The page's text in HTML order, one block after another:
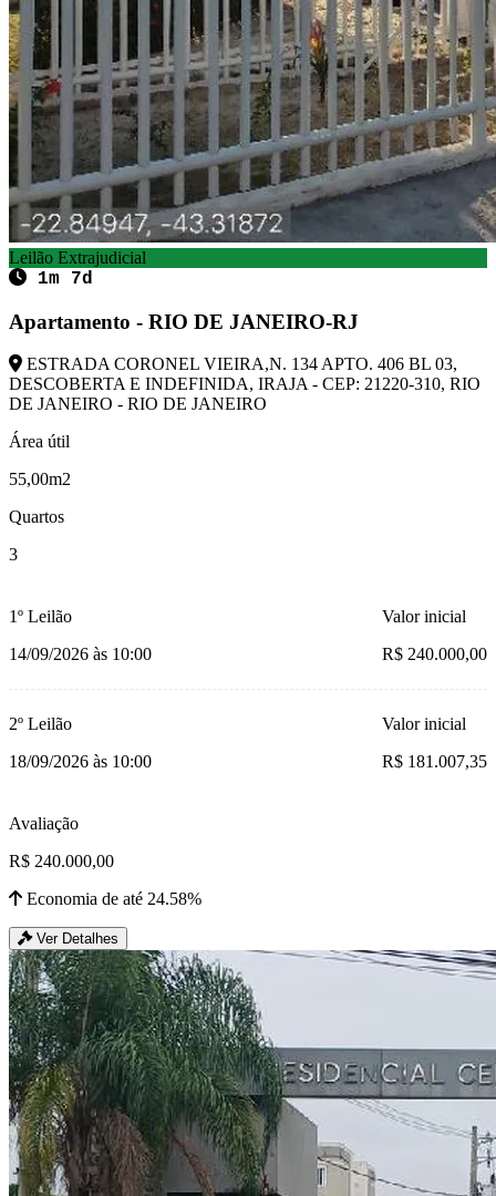
Leilão Extrajudicial
1m 7d
Apartamento - RIO DE JANEIRO-RJ
ESTRADA CORONEL VIEIRA,N. 134 APTO. 406 BL 03,
DESCOBERTA E INDEFINIDA, IRAJA - CEP: 21220-310, RIO
DE JANEIRO - RIO DE JANEIRO
Área útil
55,00m2
Quartos
3
1º Leilão
14/09/2026 às 10:00
Valor inicial
R$ 240.000,00
2º Leilão
18/09/2026 às 10:00
Valor inicial
R$ 181.007,35
Avaliação
R$ 240.000,00
Economia de até 24.58%
Ver Detalhes